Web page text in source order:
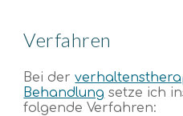
Verfahren
Bei der
Behandlung setze ich
folgende Verfahren: